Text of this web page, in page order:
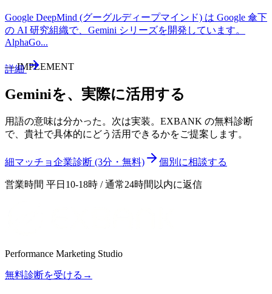
Google DeepMind (グーグルディープマインド) は Google 傘下
の AI 研究組織で、Gemini シリーズを開発しています。
AlphaGo...
詳細
—IMPLEMENT
Geminiを、実際に活用する
用語の意味は分かった。次は実装。EXBANK の無料診断
で、貴社で具体的にどう活用できるかをご提案します。
細マッチョ企業診断 (3分・無料) 個別に相談する
営業時間 平日10-18時 / 通常24時間以内に返信
Performance Marketing Studio
無料診断を受ける →